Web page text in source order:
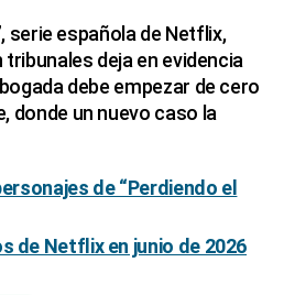
serie española de Netflix,
deja en evidencia
debe empezar de cero
donde un nuevo caso la
de “Perdiendo el
de Netflix en junio de 2026